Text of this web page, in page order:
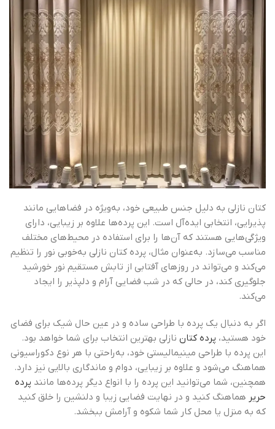
کتان نازلی به دلیل جنس طبیعی خود، به‌ویژه در فضاهایی مانند
پذیرایی، انتخابی ایده‌آل است. این پرده‌ها علاوه بر زیبایی، دارای
ویژگی‌هایی هستند که آن‌ها را برای استفاده در محیط‌های مختلف
مناسب می‌سازد. به‌عنوان مثال، پرده کتان نازلی به‌خوبی نور را تنظیم
می‌کند و می‌تواند در روزهای آفتابی از تابش مستقیم نور خورشید
جلوگیری کند، در حالی که در شب فضایی آرام و دلپذیر را ایجاد
می‌کند.
اگر به دنبال یک پرده با طراحی ساده و در عین حال شیک برای فضای
خود هستید، پرده کتان نازلی بهترین انتخاب برای شما خواهد بود.
این پرده با طراحی مینیمالیستی خود، به‌راحتی با هر نوع دکوراسیونی
هماهنگ می‌شود و علاوه بر زیبایی، دوام و ماندگاری بالایی نیز دارد.
همچنین، شما می‌توانید این پرده را با انواع دیگر پرده‌ها مانند پرده
حریر هماهنگ کنید و در نهایت فضایی زیبا و دلنشین را خلق کنید
که به منزل یا محل کار شما شکوه و آرامش ببخشد.